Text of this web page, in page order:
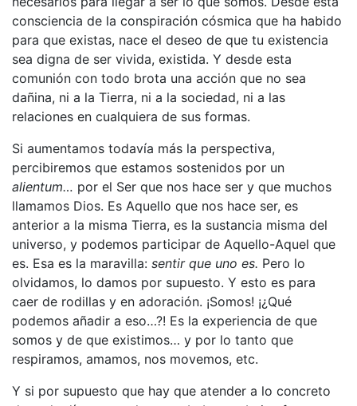
consciencia de la conspiración cósmica que ha habido
para que existas, nace el deseo de que tu existencia
sea digna de ser vivida, existida. Y desde esta
comunión con todo brota una acción que no sea
dañina, ni a la Tierra, ni a la sociedad, ni a las
relaciones en cualquiera de sus formas.
Si aumentamos todavía más la perspectiva,
percibiremos que estamos sostenidos por un
alientum… por el Ser que nos hace ser y que muchos
llamamos Dios. Es Aquello que nos hace ser, es
anterior a la misma Tierra, es la sustancia misma del
universo, y podemos participar de Aquello-Aquel que
es. Esa es la maravilla: sentir que uno es. Pero lo
olvidamos, lo damos por supuesto. Y esto es para
caer de rodillas y en adoración. ¡Somos! ¡¿Qué
podemos añadir a eso…?! Es la experiencia de que
somos y de que existimos… y por lo tanto que
respiramos, amamos, nos movemos, etc.
Y si por supuesto que hay que atender a lo concreto